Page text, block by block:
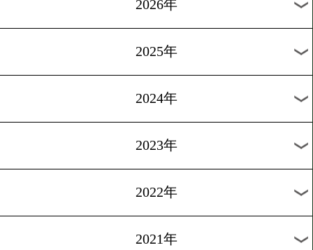
過去のニュース
2026年
2025年